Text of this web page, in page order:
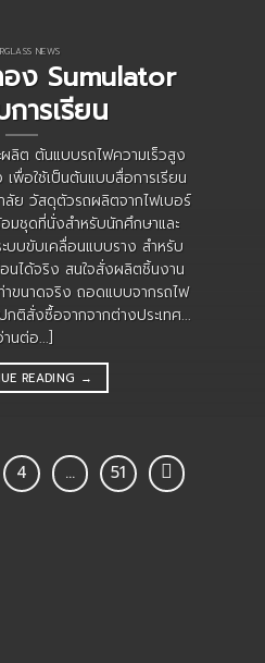
NEWS
ง Sumulator
ารเรียน
ลิต ต้นแบบรถไฟความเร็วสูง
พื่อใช้เป็นต้นแบบสื่อการเรียน
ลัย วัสดุตัวรถผลิตจากไฟเบอร์
มชุดที่นั่งสำหรับนักศึกษาและ
บขับเคลื่อนแบบราง สำหรับ
นได้จริง สนใจสั่งผลิตชิ้นงาน
ขนาดจริง ถอดแบบจากรถไฟ
ติสั่งซื้อจากจากต่างประเทศ...
านต่อ...]
READING →
4 … 51